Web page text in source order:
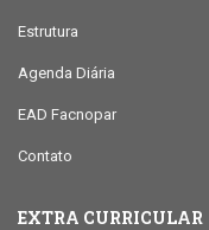
Estrutura
Agenda Diária
EAD Facnopar
Contato
EXTRA CURRICULAR